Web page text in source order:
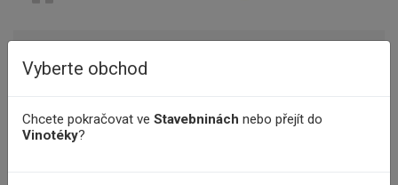
Vyberte obchod
Chcete pokračovat ve Stavebninách nebo přejít do
Vinotéky?